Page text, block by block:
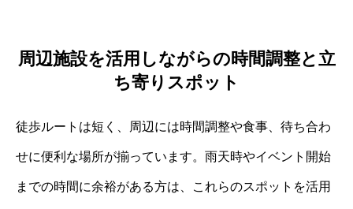
周辺施設を活用しながらの時間調整と立
ち寄りスポット
徒歩ルートは短く、周辺には時間調整や食事、待ち合わ
せに便利な場所が揃っています。雨天時やイベント開始
までの時間に余裕がある方は、これらのスポットを活用